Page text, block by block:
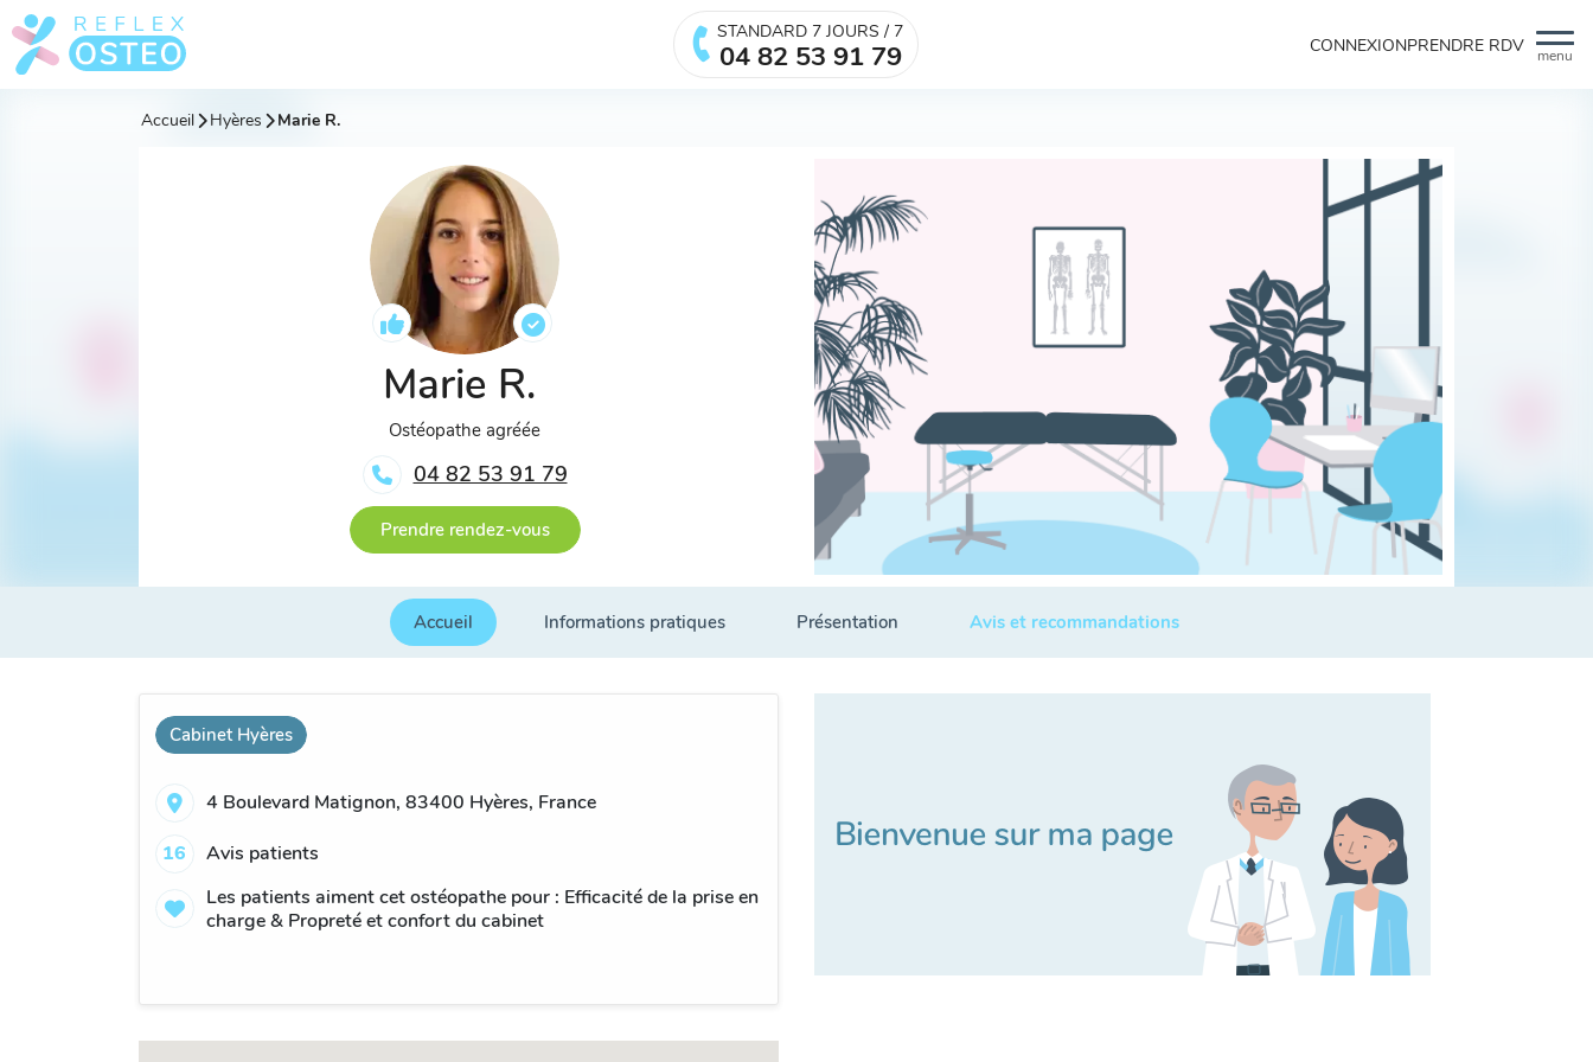
menu
STANDARD 7 JOURS / 7
04 82 53 91 79 CONNEXIONPRENDRE RDV
Accueil Hyères Marie R.
Marie R.
Ostéopathe agréée
04 82 53 91 79
Prendre rendez-vous
Accueil Informations pratiques Présentation Avis et recommandations
Cabinet Hyères
4 Boulevard Matignon, 83400 Hyères, France
16
Avis patients
Les patients aiment cet ostéopathe pour : Efficacité de la prise en
charge & Propreté et confort du cabinet